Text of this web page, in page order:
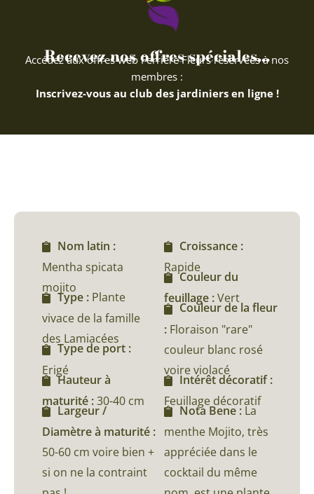
Recevez nos offres spéciales...
Accédez aux offres web Ferriere Fleurs réservées à nos
membres :
Inscrivez-vous au club des jardiniers en ligne !
Nom latin :
Mentha spicata
mojito
Type : Plante
vivace de la famille
des Lamiacées
Type de port :
Erigé
Hauteur à
maturité :30-40 cm
Largeur /
Diamètre à maturité :
50-60 cm voire bien +
si on ne la contraint
Croissance :
Rapide
Couleur du
feuillage :Vert
Couleur de la fleur
: Floraison "rare"
couleur blanc rosé
voire violacé
Intérêt décoratif :
Feuillage décoratif
Nota Bene : La
menthe Mojito, très
appréciée dans le
cocktail du même